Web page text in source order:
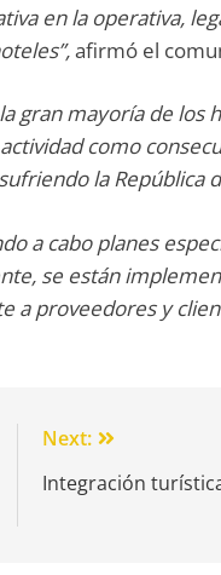
en la operativa,
afirmó el
gran mayoría de los
como
la República
a cabo planes
se están
a proveedores y
Next:
Integración